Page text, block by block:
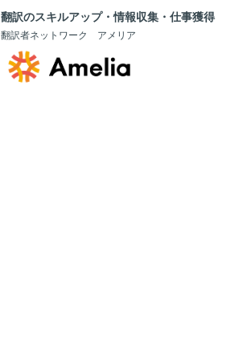
翻訳のスキルアップ・情報収集・仕事獲得
翻訳者ネットワーク アメリア